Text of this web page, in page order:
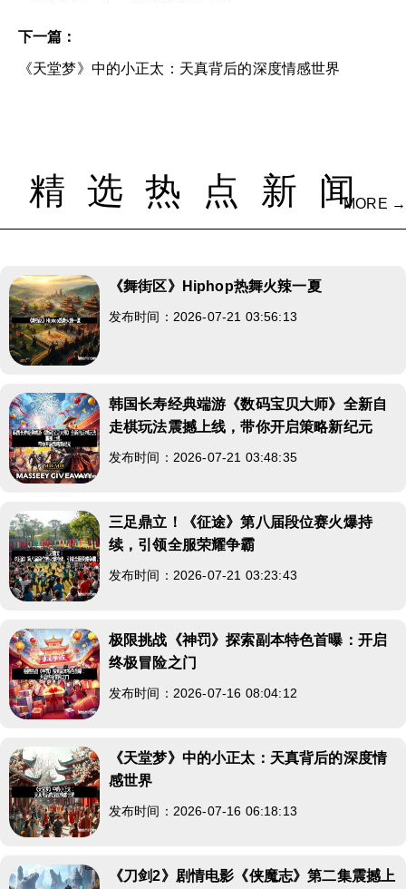
下一篇：
《天堂梦》中的小正太：天真背后的深度情感世界
精选热点新闻
MORE →
《舞街区》Hiphop热舞火辣一夏
发布时间：2026-07-21 03:56:13
韩国长寿经典端游《数码宝贝大师》全新自
走棋玩法震撼上线，带你开启策略新纪元
发布时间：2026-07-21 03:48:35
三足鼎立！《征途》第八届段位赛火爆持
续，引领全服荣耀争霸
发布时间：2026-07-21 03:23:43
极限挑战《神罚》探索副本特色首曝：开启
终极冒险之门
发布时间：2026-07-16 08:04:12
《天堂梦》中的小正太：天真背后的深度情
感世界
发布时间：2026-07-16 06:18:13
《刀剑2》剧情电影《侠魔志》第二集震撼上